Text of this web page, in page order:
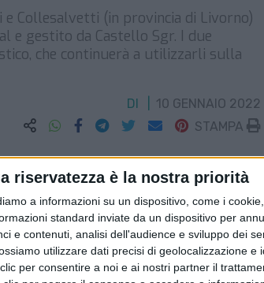
riservatezza è la nostra priorità
a informazioni su un dispositivo, come i
standard inviate da un dispositivo per
e contenuti, analisi dell'audience e sviluppo dei
utilizzare dati precisi di geolocalizzazione e
per consentire a noi e ai nostri partner il
e Collesalvetti (in provincia di Livorno)
e gestito da Castello Sgr. I due
che continuerà a utilizzarli sulla
DI
10 GENNAIO 2022
STAMPA